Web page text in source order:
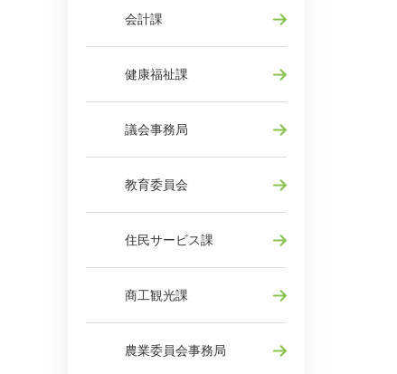
会計課
健康福祉課
議会事務局
教育委員会
住民サービス課
商工観光課
農業委員会事務局